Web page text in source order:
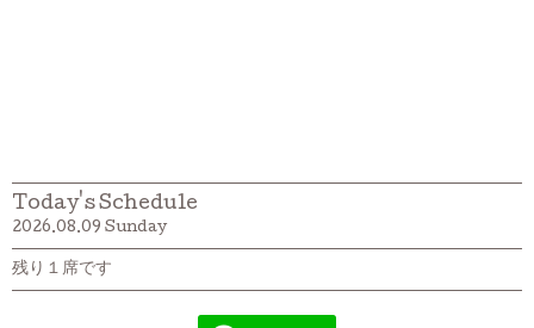
Today's Schedule
2026.08.09 Sunday
残り１席です